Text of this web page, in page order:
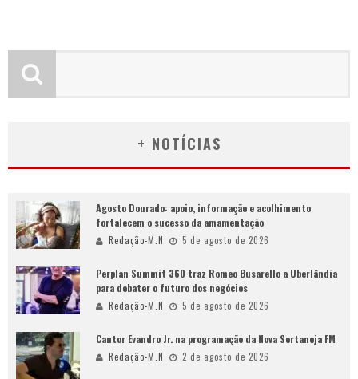
+ NOTÍCIAS
Agosto Dourado: apoio, informação e acolhimento
fortalecem o sucesso da amamentação
Redação-M.N 5 de agosto de 2026
Perplan Summit 360 traz Romeo Busarello a Uberlândia
para debater o futuro dos negócios
Redação-M.N 5 de agosto de 2026
Cantor Evandro Jr. na programação da Nova Sertaneja FM
Redação-M.N 2 de agosto de 2026